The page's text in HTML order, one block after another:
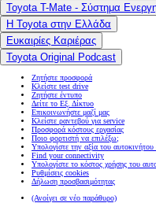
Toyota T-Mate - Σύστημα
Η Toyota στην Ελλάδα
Ευκαιρίες Καριέρας
Toyota Original Podcast
Ζητήστε προσφορά
Κλείστε test drive
Ζητήστε έντυπο
Δείτε το Εξ. Δίκτυο
Επικοινωνήστε μαζί μας
Κλείστε ραντεβού για service
Προσφορά κόστους εργασίας
Ποιο φορτιστή να επιλέξω;
Υπολογίστε την αξία του αυτοκινήτου
Find your connectivity
Υπολογίστε το κόστος χρήσης του
Ρυθμίσεις cookies
Δήλωση προσβασιμότητας
(Ανοίγει σε νέο παράθυρο)